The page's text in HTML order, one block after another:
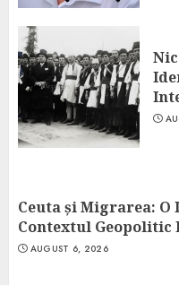
Ceuta și Migrarea:
Contextul Geopolitic
AUGUST 6, 2026